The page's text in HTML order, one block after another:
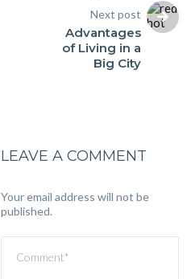
Next post
Advantages
of Living in a
Big City
LEAVE A COMMENT
Your email address will not be
published.